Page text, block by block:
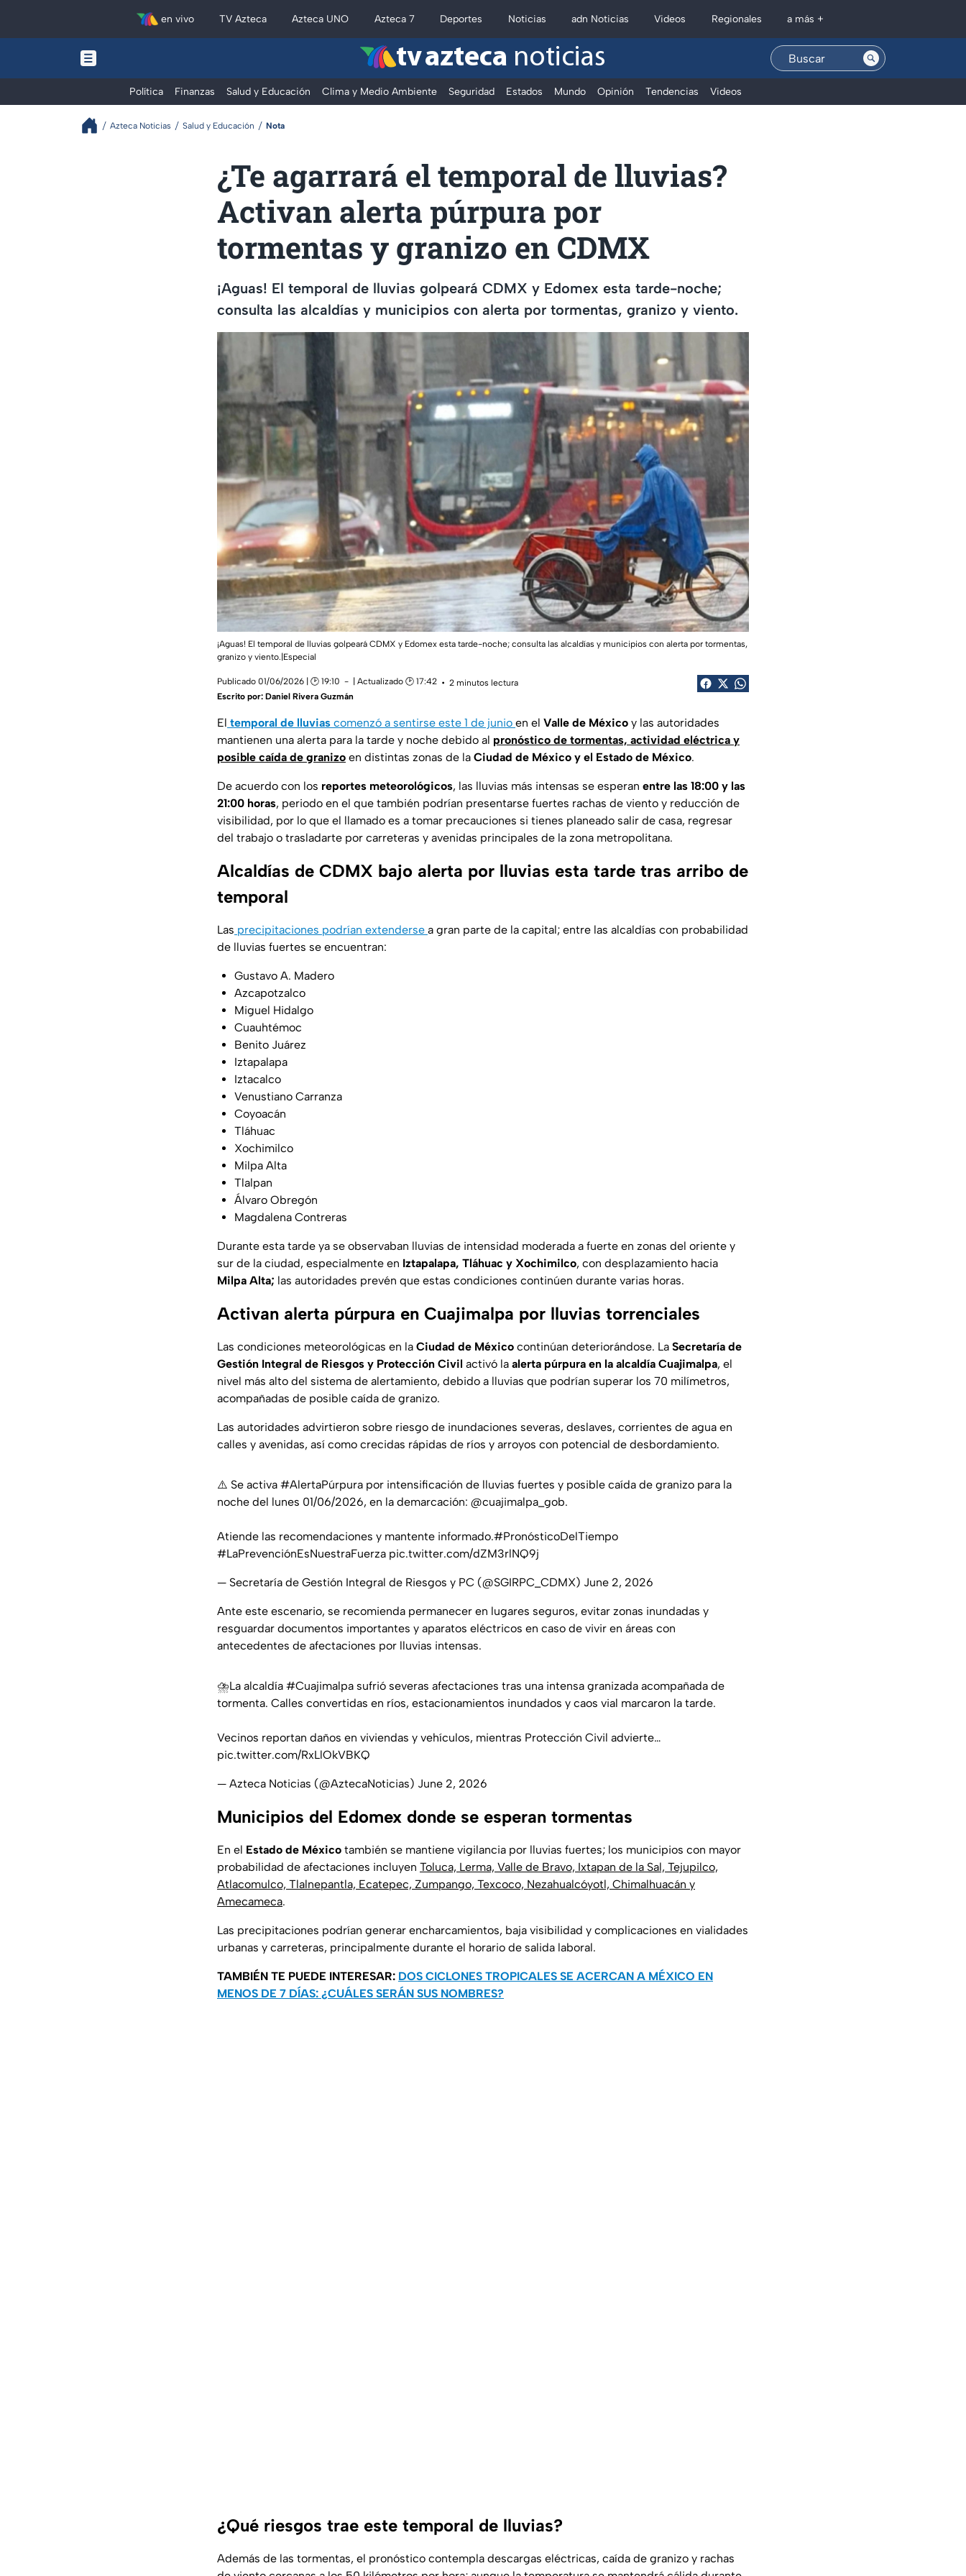
en vivo TV Azteca Azteca UNO Azteca 7 Deportes Noticias adn Noticias Videos Regionales a más +
tv azteca noticias
Política Finanzas Salud y Educación Clima y Medio Ambiente Seguridad Estados Mundo Opinión Tendencias Videos
Azteca Noticias Salud y Educación Nota
¿Te agarrará el temporal de lluvias?
Activan alerta púrpura por
tormentas y granizo en CDMX
¡Aguas! El temporal de lluvias golpeará CDMX y Edomex esta tarde-noche;
consulta las alcaldías y municipios con alerta por tormentas, granizo y viento.
¡Aguas! El temporal de lluvias golpeará CDMX y Edomex esta tarde-noche; consulta las alcaldías y municipios con alerta por tormentas,
granizo y viento.|Especial
Publicado 01/06/2026 | 🕑 19:10 | Actualizado 🕑 17:42
2 minutos lectura
Escrito por: Daniel Rivera Guzmán
El temporal de lluvias comenzó a sentirse este 1 de junio en el Valle de México y las autoridades
mantienen una alerta para la tarde y noche debido al pronóstico de tormentas, actividad eléctrica y
posible caída de granizo en distintas zonas de la Ciudad de México y el Estado de México.
De acuerdo con los reportes meteorológicos, las lluvias más intensas se esperan entre las 18:00 y las
21:00 horas, periodo en el que también podrían presentarse fuertes rachas de viento y reducción de
visibilidad, por lo que el llamado es a tomar precauciones si tienes planeado salir de casa, regresar
del trabajo o trasladarte por carreteras y avenidas principales de la zona metropolitana.
Alcaldías de CDMX bajo alerta por lluvias esta tarde tras arribo de
temporal
Las precipitaciones podrían extenderse a gran parte de la capital; entre las alcaldías con probabilidad
de lluvias fuertes se encuentran:
Gustavo A. Madero
Azcapotzalco
Miguel Hidalgo
Cuauhtémoc
Benito Juárez
Iztapalapa
Iztacalco
Venustiano Carranza
Coyoacán
Tláhuac
Xochimilco
Milpa Alta
Tlalpan
Álvaro Obregón
Magdalena Contreras
Durante esta tarde ya se observaban lluvias de intensidad moderada a fuerte en zonas del oriente y
sur de la ciudad, especialmente en Iztapalapa, Tláhuac y Xochimilco, con desplazamiento hacia
Milpa Alta; las autoridades prevén que estas condiciones continúen durante varias horas.
Activan alerta púrpura en Cuajimalpa por lluvias torrenciales
Las condiciones meteorológicas en la Ciudad de México continúan deteriorándose. La Secretaría de
Gestión Integral de Riesgos y Protección Civil activó la alerta púrpura en la alcaldía Cuajimalpa, el
nivel más alto del sistema de alertamiento, debido a lluvias que podrían superar los 70 milímetros,
acompañadas de posible caída de granizo.
Las autoridades advirtieron sobre riesgo de inundaciones severas, deslaves, corrientes de agua en
calles y avenidas, así como crecidas rápidas de ríos y arroyos con potencial de desbordamiento.
⚠️ Se activa #AlertaPúrpura por intensificación de lluvias fuertes y posible caída de granizo para la
noche del lunes 01/06/2026, en la demarcación: @cuajimalpa_gob.
Atiende las recomendaciones y mantente informado.#PronósticoDelTiempo
#LaPrevenciónEsNuestraFuerza pic.twitter.com/dZM3rlNQ9j
— Secretaría de Gestión Integral de Riesgos y PC (@SGIRPC_CDMX) June 2, 2026
Ante este escenario, se recomienda permanecer en lugares seguros, evitar zonas inundadas y
resguardar documentos importantes y aparatos eléctricos en caso de vivir en áreas con
antecedentes de afectaciones por lluvias intensas.
⛈️La alcaldía #Cuajimalpa sufrió severas afectaciones tras una intensa granizada acompañada de
tormenta. Calles convertidas en ríos, estacionamientos inundados y caos vial marcaron la tarde.
Vecinos reportan daños en viviendas y vehículos, mientras Protección Civil advierte…
pic.twitter.com/RxLlOkVBKQ
— Azteca Noticias (@AztecaNoticias) June 2, 2026
Municipios del Edomex donde se esperan tormentas
En el Estado de México también se mantiene vigilancia por lluvias fuertes; los municipios con mayor
probabilidad de afectaciones incluyen Toluca, Lerma, Valle de Bravo, Ixtapan de la Sal, Tejupilco,
Atlacomulco, Tlalnepantla, Ecatepec, Zumpango, Texcoco, Nezahualcóyotl, Chimalhuacán y
Amecameca.
Las precipitaciones podrían generar encharcamientos, baja visibilidad y complicaciones en vialidades
urbanas y carreteras, principalmente durante el horario de salida laboral.
TAMBIÉN TE PUEDE INTERESAR: DOS CICLONES TROPICALES SE ACERCAN A MÉXICO EN
MENOS DE 7 DÍAS: ¿CUÁLES SERÁN SUS NOMBRES?
¿Qué riesgos trae este temporal de lluvias?
Además de las tormentas, el pronóstico contempla descargas eléctricas, caída de granizo y rachas